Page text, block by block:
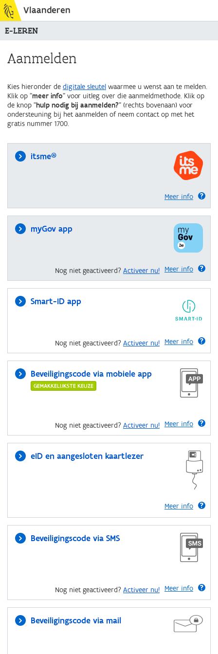
Vlaanderen
E-LEREN
Aanmelden
Kies hieronder de digitale sleutel waarmee u wenst aan te melden.
Klik op "meer info" voor uitleg over die aanmeldmethode. Klik op
de knop "hulp nodig bij aanmelden?" (rechts bovenaan) voor
ondersteuning bij het aanmelden of neem contact op met het
gratis nummer 1700.
itsme®
Meer info
myGov app
Meer info
Nog niet geactiveerd? Activeer nu!
Smart-ID app
Meer info
Nog niet geactiveerd? Activeer nu!
Beveiligingscode via mobiele app
GEMAKKELIJKSTE KEUZE
Meer info
Nog niet geactiveerd? Activeer nu!
eID en aangesloten kaartlezer
Meer info
Beveiligingscode via SMS
Meer info
Nog niet geactiveerd? Activeer nu!
Beveiligingscode via mail